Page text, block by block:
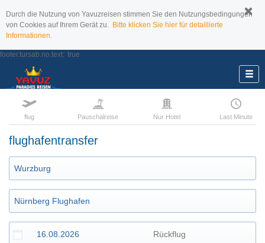
Durch die Nutzung von Yavuzreisen stimmen Sie den Nutzungsbedingungen
von Cookies auf Ihrem Gerät zu. Bitte klicken Sie hier für detaillierte
Informationen.
footer.tursab.no.text: true
flug Pauschalreise Nur Hotel Last Minute
flughafentransfer